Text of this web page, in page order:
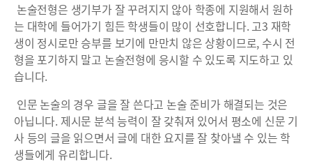
논술전형은 생기부가 잘 꾸려지지 않아 학종에 지원해서 원하
는 대학에 들어가기 힘든 학생들이 많이 선호합니다. 고3 재학
생이 정시로만 승부를 보기에 만만치 않은 상황이므로, 수시 전
형을 포기하지 말고 논술전형에 응시할 수 있도록 지도하고 있
습니다.
인문 논술의 경우 글을 잘 쓴다고 논술 준비가 해결되는 것은
아닙니다. 제시문 분석 능력이 잘 갖춰져 있어서 평소에 신문 기
사 등의 글을 읽으면서 글에 대한 요지를 잘 찾아낼 수 있는 학
생들에게 유리합니다.